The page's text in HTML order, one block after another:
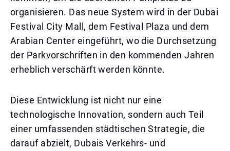
organisieren. Das neue System wird in der Dubai
Festival City Mall, dem Festival Plaza und dem
Arabian Center eingeführt, wo die Durchsetzung
der Parkvorschriften in den kommenden Jahren
erheblich verschärft werden könnte.
Diese Entwicklung ist nicht nur eine
technologische Innovation, sondern auch Teil
einer umfassenden städtischen Strategie, die
darauf abzielt, Dubais Verkehrs- und